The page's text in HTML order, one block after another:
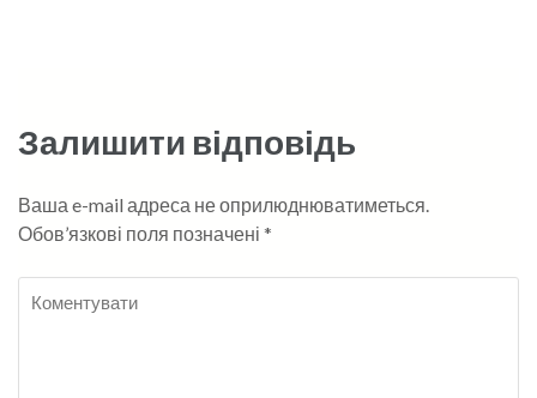
Залишити відповідь
Ваша e-mail адреса не оприлюднюватиметься.
Обов’язкові поля позначені *